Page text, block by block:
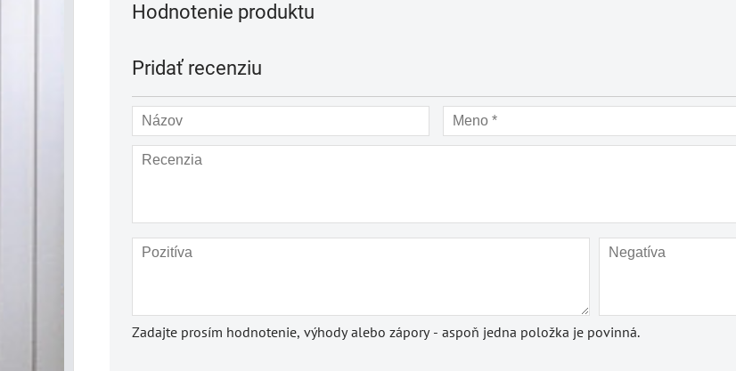
Hodnotenie produktu
Pridať recenziu
Zadajte prosím hodnotenie, výhody alebo zápory - aspoň jedna položka je povinná.